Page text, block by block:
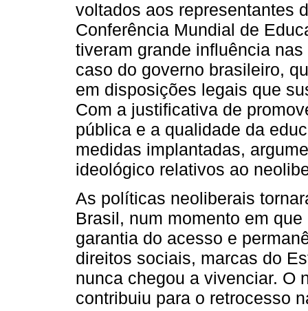
voltados aos representantes
Conferência Mundial de
tiveram grande influência
caso do governo brasileiro,
em disposições legais que
Com a justificativa de
pública e a qualidade da
medidas implantadas,
ideológico relativos ao
As políticas neoliberais
Brasil, num momento em
garantia do acesso e
direitos sociais, marcas do
nunca chegou a vivenciar. O
contribuiu para o retrocesso